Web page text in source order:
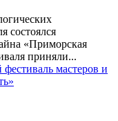
состоялся
«Приморская
приняли...
мастеров и